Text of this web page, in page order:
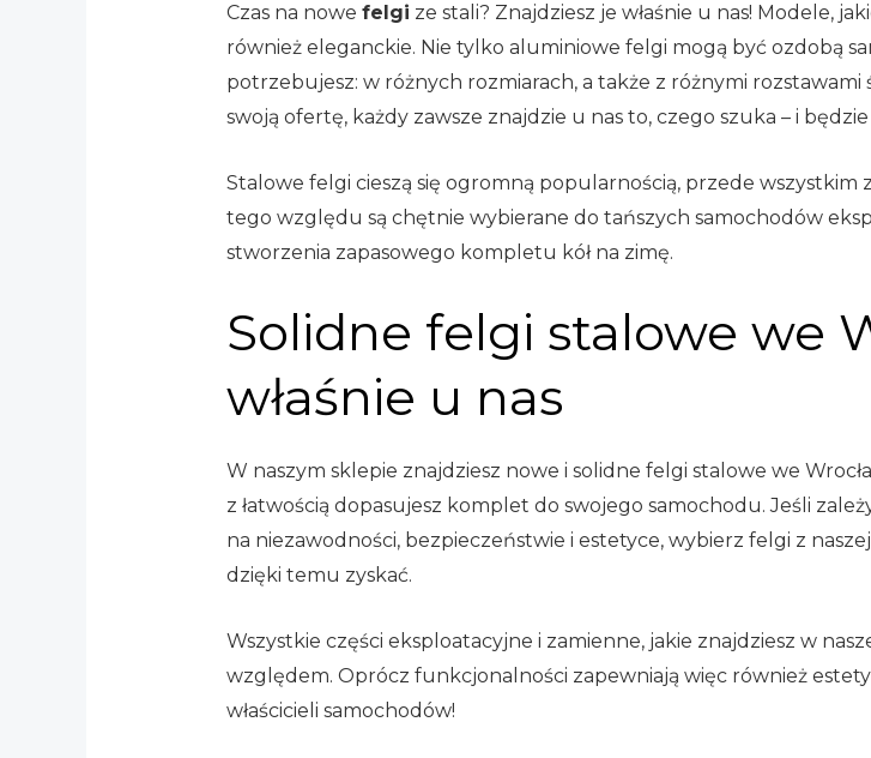
Czas na nowe felgi ze stali? Znajdziesz je właśnie u nas! Modele,
również eleganckie. Nie tylko aluminiowe felgi mogą być ozdobą
potrzebujesz: w różnych rozmiarach, a także z różnymi
swoją ofertę, każdy zawsze znajdzie u nas to, czego szuka – i
Stalowe felgi cieszą się ogromną popularnością, przede
tego względu są chętnie wybierane do tańszych samochodów
stworzenia zapasowego kompletu kół na zimę.
Solidne felgi stalowe we
właśnie u nas
W naszym sklepie znajdziesz nowe i solidne felgi stalowe we
z łatwością dopasujesz komplet do swojego samochodu. Jeśli
na niezawodności, bezpieczeństwie i estetyce, wybierz felgi z
dzięki temu zyskać.
Wszystkie części eksploatacyjne i zamienne, jakie znajdziesz w
względem. Oprócz funkcjonalności zapewniają więc również
właścicieli samochodów!